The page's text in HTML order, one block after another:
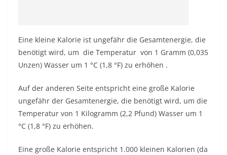
Eine kleine Kalorie ist ungefähr die Gesamtenergie, die
benötigt wird, um die Temperatur von 1 Gramm (0,035
Unzen) Wasser um 1 °C (1,8 °F) zu erhöhen .
Auf der anderen Seite entspricht eine große Kalorie
ungefähr der Gesamtenergie, die benötigt wird, um die
Temperatur von 1 Kilogramm (2,2 Pfund) Wasser um 1
°C (1,8 °F) zu erhöhen.
Eine große Kalorie entspricht 1.000 kleinen Kalorien (da